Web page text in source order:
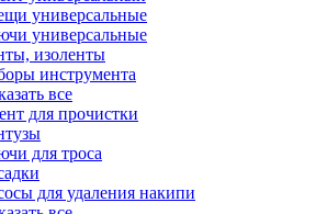
универсальные
универсальные
изоленты
инструмента
все
для прочистки
для троса
для удаления накипи